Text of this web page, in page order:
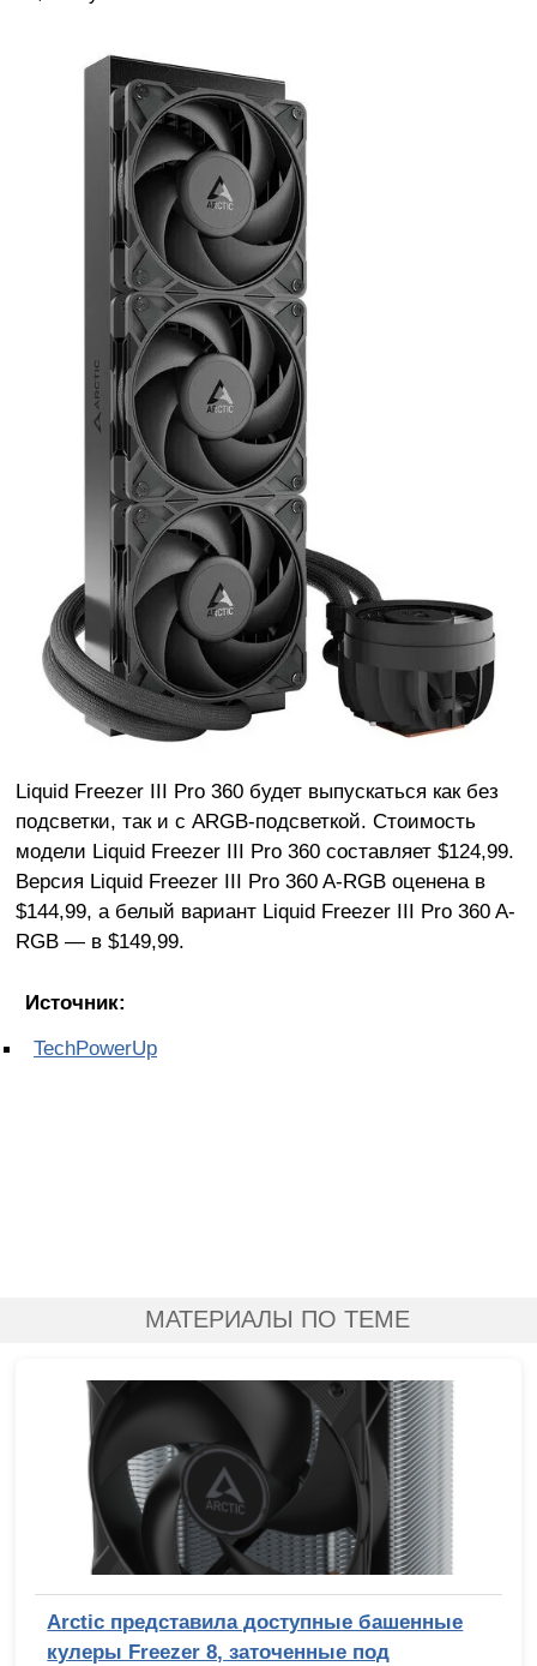
Liquid Freezer III Pro 360 будет выпускаться как без
подсветки, так и с ARGB-подсветкой. Стоимость
модели Liquid Freezer III Pro 360 составляет $124,99.
Версия Liquid Freezer III Pro 360 A-RGB оценена в
$144,99, а белый вариант Liquid Freezer III Pro 360 A-
RGB — в $149,99.
Источник:
TechPowerUp
МАТЕРИАЛЫ ПО ТЕМЕ
Arctic представила доступные башенные
кулеры Freezer 8, заточенные под